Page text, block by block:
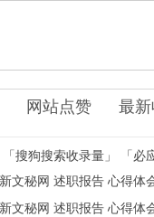
网站点赞 最
「搜狗搜索收录量」
「必
新文秘网 述职报告 心得体
新文秘网 述职报告 心得体